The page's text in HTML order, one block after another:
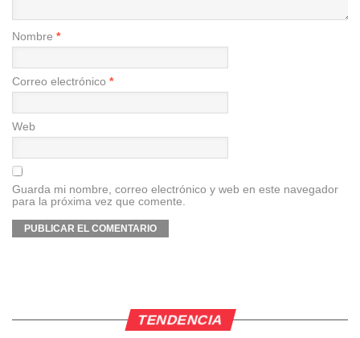
Nombre *
Correo electrónico *
Web
Guarda mi nombre, correo electrónico y web en este navegador
para la próxima vez que comente.
TENDENCIA